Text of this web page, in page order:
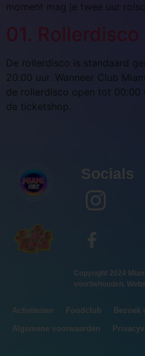
moment mag je twee uur
01. Rollerdisco
De rollerdisco is standaard
20:00 uur. Wanneer Club
de rollerdisco open tot 00:00
de ticketshop.
Socials
Copyright 2024
voorbehouden.
Activiteiten Foodclub Bezoek
Algemene voorwaarden